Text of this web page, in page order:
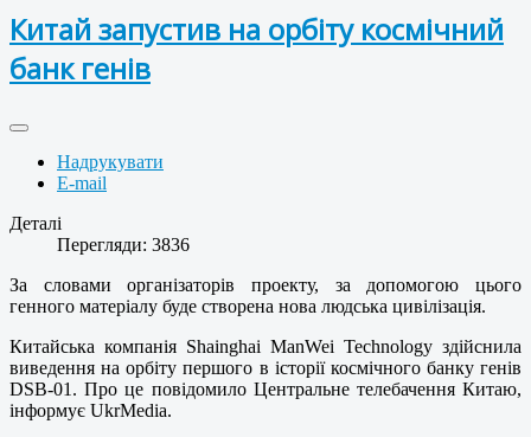
Китай запустив на орбіту космічний
банк генів
Надрукувати
E-mail
Деталі
Перегляди: 3836
За словами організаторів проекту, за допомогою цього
генного матеріалу буде створена нова людська цивілізація.
Китайська компанія Shainghai ManWei Technology здійснила
виведення на орбіту першого в історії космічного банку генів
DSB-01. Про це повідомило Центральне телебачення Китаю,
інформує UkrMedia.